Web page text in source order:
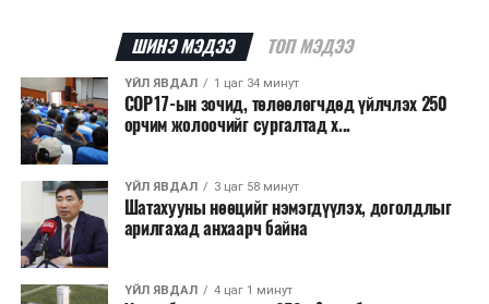
шалтгааныг үргэлжлүүлэн тогтоож байгаа бөгөөд
аянгын улмаас үүсээгүй гэж үзэж байгаа аж.
Одоогоор АНУ даяар 13 мужид 90 гаруй томоохон ой,
хээрийн түймэр идэвхтэй үргэлжилж байгаагийн
талаас илүү нь Орегон болон Вашингтон мужид
бүртгэгдсэн байна. Цаг уурын байгууллагууд ойрын
өдрүүдэд агаарын температур дахин огцом
нэмэгдэж, хуурайшилт эрчимжих төлөвтэй байгааг
анхааруулсан бөгөөд энэ нь гал унтраах ажиллагаанд
шинэ сорилт учруулж болзошгүйг онцолжээ.
ШИНЭ МЭДЭЭ ТОП МЭДЭЭ
ҮЙЛ ЯВДАЛ 1 цаг 34 минут
COP17-ын зочид, төлөөлөгчдөд үйлчлэх 250
орчим жолоочийг сургалтад х...
ҮЙЛ ЯВДАЛ 3 цаг 58 минут
Шатахууны нөөцийг нэмэгдүүлэх, доголдлыг
арилгахад анхаарч байна
ҮЙЛ ЯВДАЛ 4 цаг 1 минут